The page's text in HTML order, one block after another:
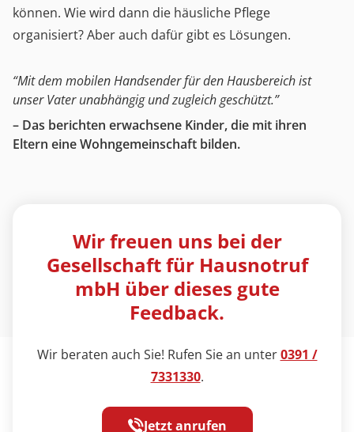
können. Wie wird dann die häusliche Pflege
organisiert? Aber auch dafür gibt es Lösungen.
“Mit dem mobilen Handsender für den Hausbereich ist
unser Vater unabhängig und zugleich geschützt.”
– Das berichten erwachsene Kinder, die mit ihren
Eltern eine Wohngemeinschaft bilden.
Wir freuen uns bei der
Gesellschaft für Hausnotruf
mbH über dieses gute
Feedback.
Wir beraten auch Sie! Rufen Sie an unter0391 /
7331330.
Jetzt anrufen